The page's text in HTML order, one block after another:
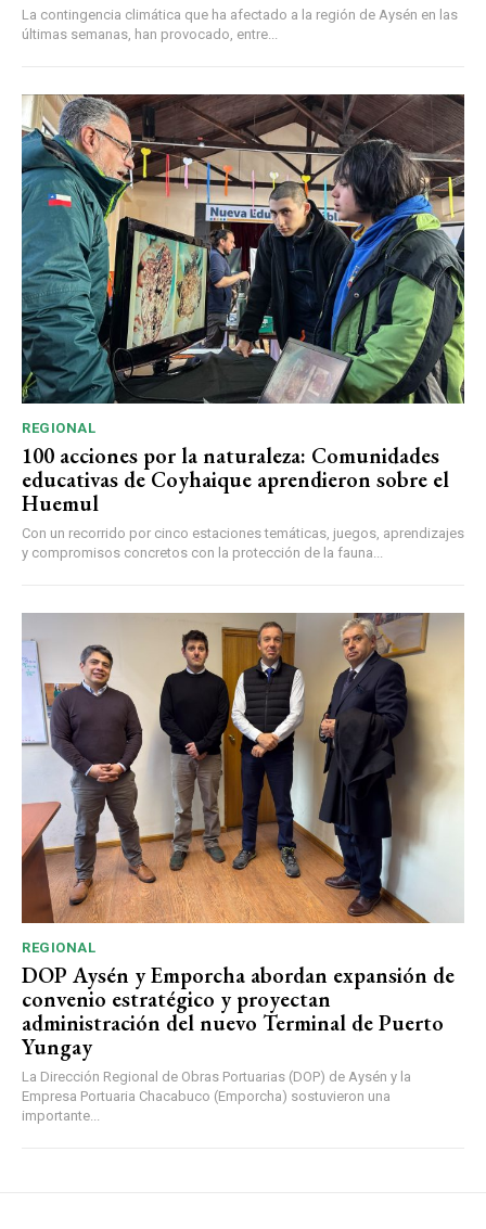
La contingencia climática que ha afectado a la región de Aysén en las
últimas semanas, han provocado, entre...
REGIONAL
100 acciones por la naturaleza: Comunidades
educativas de Coyhaique aprendieron sobre el
Huemul
Con un recorrido por cinco estaciones temáticas, juegos, aprendizajes
y compromisos concretos con la protección de la fauna...
REGIONAL
DOP Aysén y Emporcha abordan expansión de
convenio estratégico y proyectan
administración del nuevo Terminal de Puerto
Yungay
La Dirección Regional de Obras Portuarias (DOP) de Aysén y la
Empresa Portuaria Chacabuco (Emporcha) sostuvieron una
importante...